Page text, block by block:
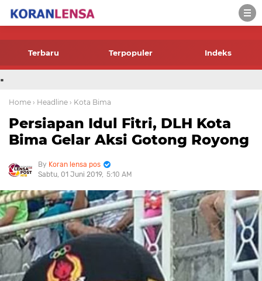
-->
Terbaru Terpopuler Indeks
.
Home › Headline › Kota Bima
Persiapan Idul Fitri, DLH Kota
Bima Gelar Aksi Gotong Royong
Koran lensa pos
Sabtu, 01 Juni 2019 5:10 AM